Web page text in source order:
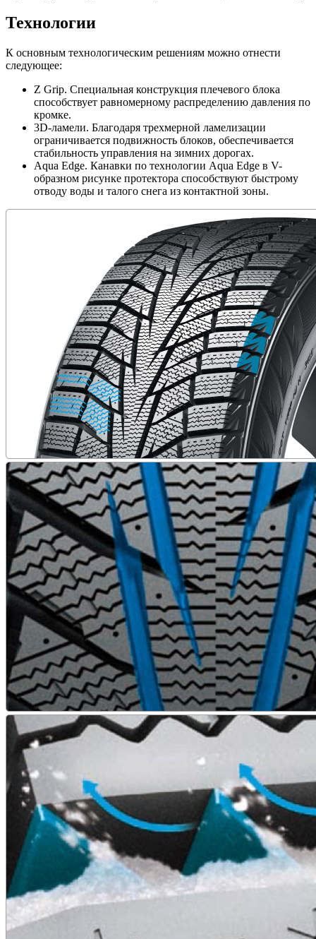
Технологии
К основным технологическим решениям можно отнести
следующее:
Z Grip. Специальная конструкция плечевого блока
способствует равномерному распределению давления по
кромке.
3D-ламели. Благодаря трехмерной ламелизации
ограничивается подвижность блоков, обеспечивается
стабильность управления на зимних дорогах.
Aqua Edge. Канавки по технологии Aqua Edge в V-
образном рисунке протектора способствуют быстрому
отводу воды и талого снега из контактной зоны.